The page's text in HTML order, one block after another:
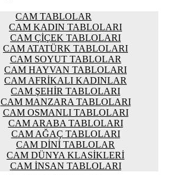
CAM TABLOLAR
CAM KADIN TABLOLARI
CAM ÇIÇEK TABLOLARI
CAM ATATÜRK TABLOLARI
CAM SOYUT TABLOLAR
CAM HAYVAN TABLOLARI
CAM AFRIKALI KADINLAR
CAM ŞEHIR TABLOLARI
CAM MANZARA TABLOLARI
CAM OSMANLI TABLOLARI
CAM ARABA TABLOLARI
CAM AĞAÇ TABLOLARI
CAM DINI TABLOLAR
CAM DÜNYA KLASIKLERI
CAM İNSAN TABLOLARI